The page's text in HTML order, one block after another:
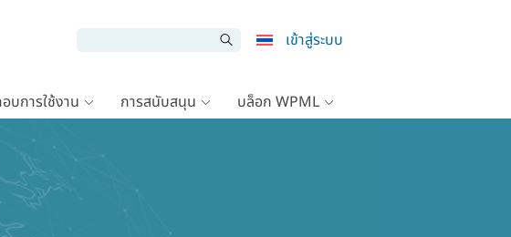
เข้าสู่ระบบ
บการใช้งาน การสนับสนุน บล็อก WPML